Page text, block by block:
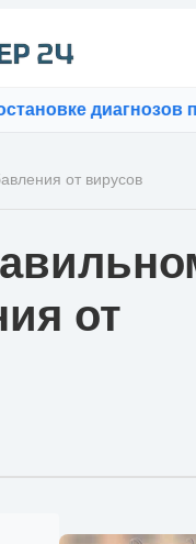
диагнозов по
от вирусов
от